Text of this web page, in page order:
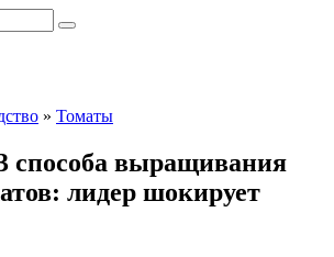
» Томаты
способа выращивания
лидер шокирует